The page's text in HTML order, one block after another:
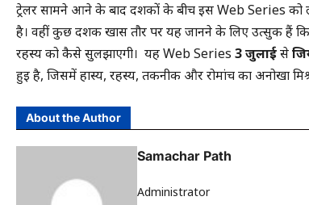
ट्रेलर सामने आने के बाद दर्शकों के बीच इस Web Series को
है। वहीं कुछ दर्शक खास तौर पर यह जानने के लिए उत्सुक हैं
रहस्य को कैसे सुलझाएगी। यह Web Series 3 जुलाईसे
हुई है, जिसमें हास्य, रहस्य, तकनीक और रोमांच का अनोखा
About the Author
Samachar Path
Administrator